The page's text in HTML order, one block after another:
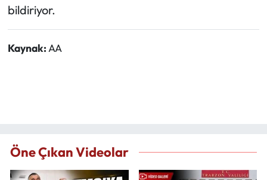
bildiriyor.
Kaynak:AA
Öne Çıkan Videolar